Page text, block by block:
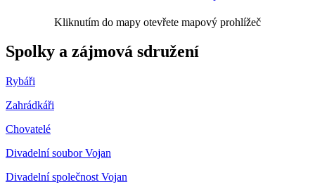
Kliknutím do mapy otevřete mapový prohlížeč
Spolky a zájmová sdružení
Rybáři
Zahrádkáři
Chovatelé
Divadelní soubor Vojan
Divadelní společnost Vojan